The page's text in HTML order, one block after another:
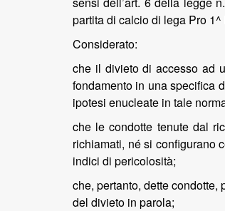
partita di calcio di lega Pro
Considerato:
che il divieto di accesso ad
fondamento in una specifica
ipotesi enucleate in tale
che le condotte tenute dal
richiamati, né si configurano
indici di pericolosità;
che, pertanto, dette
del divieto in parola;